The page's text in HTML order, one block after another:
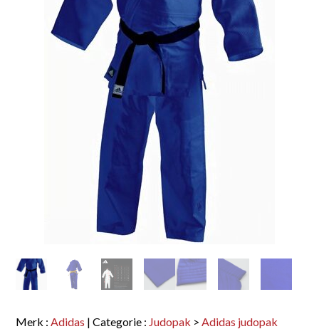
Merk :Adidas | Categorie : Judopak >Adidas judopak